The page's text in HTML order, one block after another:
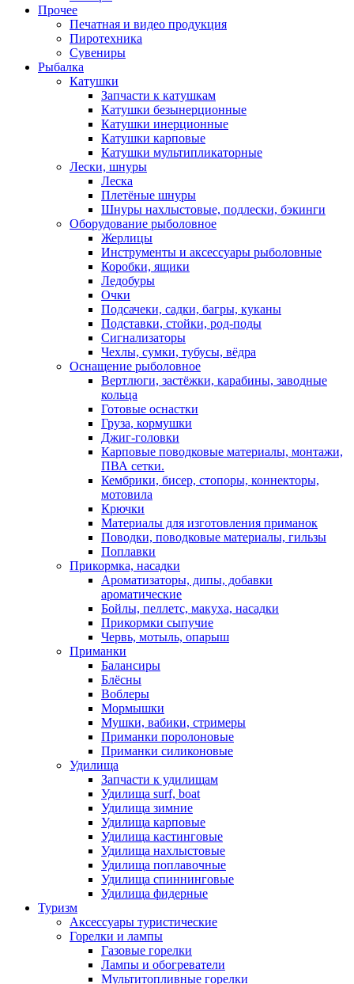
Прочее
Печатная и видео продукция
Пиротехника
Сувениры
Рыбалка
Катушки
Запчасти к катушкам
Катушки безынерционные
Катушки инерционные
Катушки карповые
Катушки мультипликаторные
Лески, шнуры
Леска
Плетёные шнуры
Шнуры нахлыстовые, подлески, бэкинги
Оборудование рыболовное
Жерлицы
Инструменты и аксессуары рыболовные
Коробки, ящики
Ледобуры
Очки
Подсачеки, садки, багры, куканы
Подставки, стойки, род-поды
Сигнализаторы
Чехлы, сумки, тубусы, вёдра
Оснащение рыболовное
Вертлюги, застёжки, карабины, заводные
кольца
Готовые оснастки
Груза, кормушки
Джиг-головки
Карповые поводковые материалы, монтажи,
ПВА сетки.
Кембрики, бисер, стопоры, коннекторы,
мотовила
Крючки
Материалы для изготовления приманок
Поводки, поводковые материалы, гильзы
Поплавки
Прикормка, насадки
Ароматизаторы, дипы, добавки
ароматические
Бойлы, пеллетс, макуха, насадки
Прикормки сыпучие
Червь, мотыль, опарыш
Приманки
Балансиры
Блёсны
Воблеры
Мормышки
Мушки, вабики, стримеры
Приманки поролоновые
Приманки силиконовые
Удилища
Запчасти к удилищам
Удилища surf, boat
Удилища зимние
Удилища карповые
Удилища кастинговые
Удилища нахлыстовые
Удилища поплавочные
Удилища спиннинговые
Удилища фидерные
Туризм
Аксессуары туристические
Горелки и лампы
Газовые горелки
Лампы и обогреватели
Мультитопливные горелки